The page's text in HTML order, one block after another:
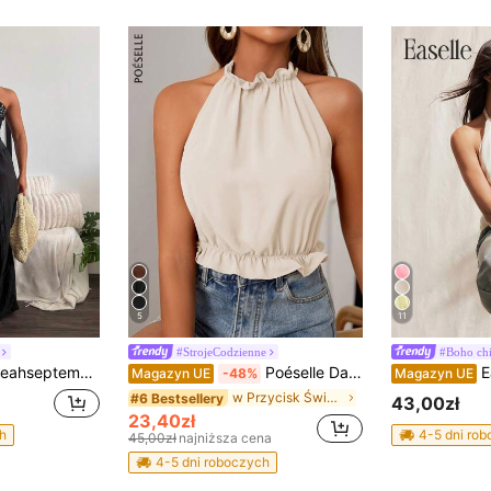
1 szt. Czarny, swobodny, amerykański styl, noworoczny, bankietowy, cekinowy, patchworkowy, z odkrytymi plecami, elastyczny pas, seksowny, romantyczny, imprezowy, klubowy top typu tuba dla kobiet
5
#StrojeCodzienne
Magazyn UE -48% Poéselle Damski, jednolity kolor, falbaniasty kołnierz, swobodny, uniwersalny top bez rękawów
#6 Bestsellery w Przycisk Świeże koszulki bez rękawów
23,40zł
45,00zł najniższa cena
4-5 dni roboczych
11
#Boho
Magazyn UE
43,00zł
4-5 dni